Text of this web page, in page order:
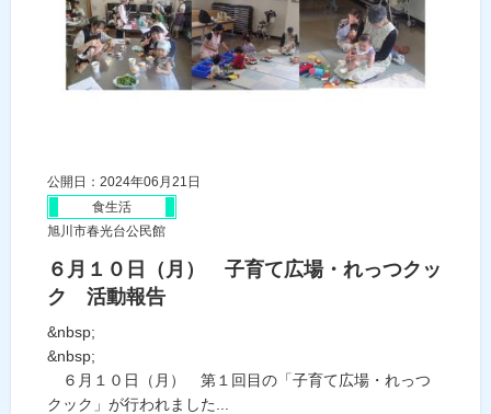
公開日：2024年06月21日
食生活
旭川市春光台公民館
６月１０日（月） 子育て広場・れっつクッ
ク 活動報告
&nbsp;
&nbsp;
６月１０日（月） 第１回目の「子育て広場・れっつ
クック」が行われました...